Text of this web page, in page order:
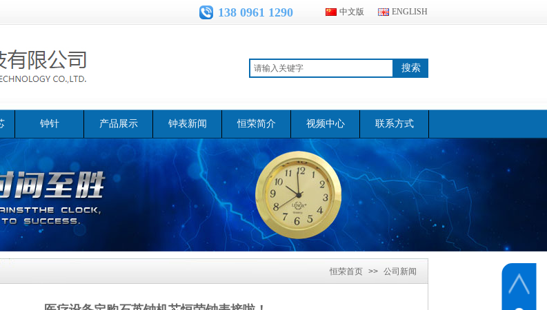
搜索
138 0961 1290 中文版 ENGLISH
钟针 产品展示 钟表新闻 恒荣简介 视频中心 联系方式
恒荣首页 >>
公司新闻
>> 医疗设备定购石英钟